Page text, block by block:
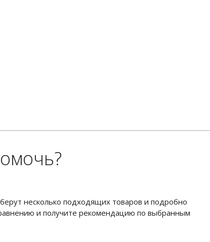
несколько подходящих товаров и подробно
и получите рекомендацию по выбранным